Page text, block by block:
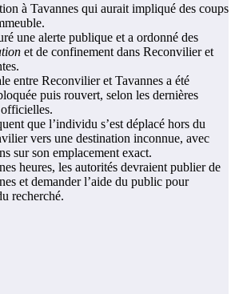
à Tavannes qui aurait impliqué des coups
une alerte publique et a ordonné des
et de confinement dans Reconvilier et
entre Reconvilier et Tavannes a été
puis rouvert, selon les dernières
que l’individu s’est déplacé hors du
vers une destination inconnue, avec
sur son emplacement exact.
heures, les autorités devraient publier de
et demander l’aide du public pour
recherché.